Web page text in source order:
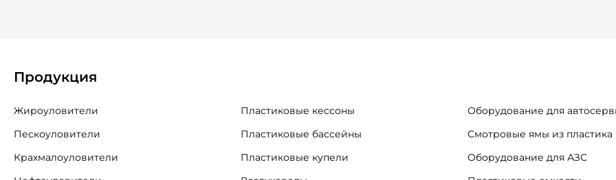
Продукция
Жироуловители
Пескоуловители
Крахмалоуловители
Пластиковые кессоны
Пластиковые бассейны
Пластиковые купели
Оборудование для
Смотровые ямы из пластика
Оборудование для АЗС